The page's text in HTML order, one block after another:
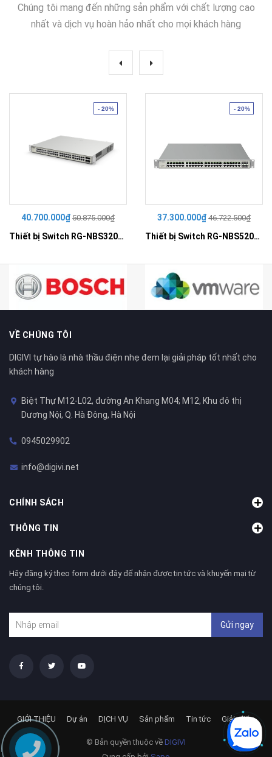
Chúng tôi mang đến những sản phẩm với chất lượng cao
nhất và dịch vụ hoàn hảo nhất cho mọi khách hàng
- 20%
40.700.000₫ 50.875.000₫
Thiết bị Switch RG-NBS3200-48GT4XS-P
- 20%
37.300.000₫ 46.722.500₫
Thiết bị Switch RG-NBS5200-48GT4XS-UP
VỀ CHÚNG TÔI
DIGIVI tự hào là nhà thầu điện nhẹ đem lại giải pháp tốt nhất cho
khách hàng
Biệt Thự M12-L02, đường An Khang M04; M12, Khu đô thị
Dương Nội, Q. Hà Đông, Hà Nội
0945029902
info@digivi.net
CHÍNH SÁCH
THÔNG TIN
KÊNH THÔNG TIN
Hãy đăng ký theo form dưới đây để nhận được tin tức và khuyến mại từ
chúng tôi.
Gửi ngay
© Bản quyền thuộc về DIGIVI
GIỚI THIỆU Dự án DỊCH VỤ Sản phẩm Tin tức Giải pháp